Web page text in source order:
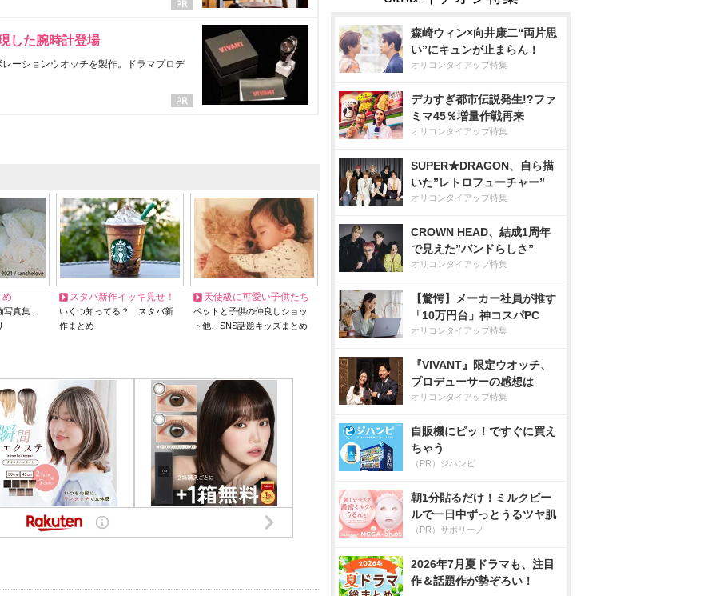
した腕時計登場
ーションウオッチを製作。ドラマプロデ
め
写真集…
スタバ新作イッキ見せ！
いくつ知ってる？ スタバ新
作まとめ
天使級に可愛い子供たち
ペットと子供の仲良しショッ
ト他、SNS話題キッズまとめ
森崎ウィン×向井康二“両片思
い”にキュンが止まらん！
オリコンタイアップ特集
デカすぎ都市伝説発生!?ファ
ミマ45％増量作戦再来
オリコンタイアップ特集
SUPER★DRAGON、自ら描
いた”レトロフューチャー”
オリコンタイアップ特集
CROWN HEAD、結成1周年
で見えた”バンドらしさ”
オリコンタイアップ特集
【驚愕】メーカー社員が推す
「10万円台」神コスパPC
オリコンタイアップ特集
『VIVANT』限定ウオッチ、
プロデューサーの感想は
オリコンタイアップ特集
自販機にピッ！ですぐに買え
ちゃう
（PR）ジハンピ
朝1分貼るだけ！ミルクピー
ルで一日中ずっとうるツヤ肌
（PR）サボリーノ
2026年7月夏ドラマも、注目
作＆話題作が勢ぞろい！